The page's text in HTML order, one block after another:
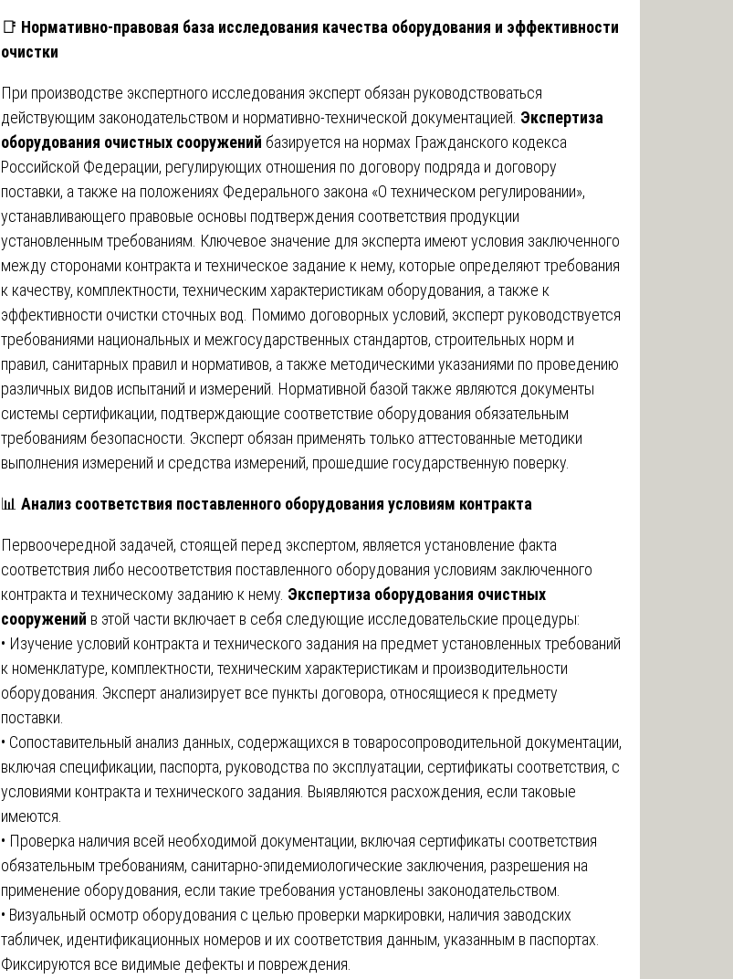
📑 Нормативно-правовая база исследования качества оборудования и эффективности
очистки
При производстве экспертного исследования эксперт обязан руководствоваться
действующим законодательством и нормативно-технической документацией. Экспертиза
оборудования очистных сооружений базируется на нормах Гражданского кодекса
Российской Федерации, регулирующих отношения по договору подряда и договору
поставки, а также на положениях Федерального закона «О техническом регулировании»,
устанавливающего правовые основы подтверждения соответствия продукции
установленным требованиям. Ключевое значение для эксперта имеют условия заключенного
между сторонами контракта и техническое задание к нему, которые определяют требования
к качеству, комплектности, техническим характеристикам оборудования, а также к
эффективности очистки сточных вод. Помимо договорных условий, эксперт руководствуется
требованиями национальных и межгосударственных стандартов, строительных норм и
правил, санитарных правил и нормативов, а также методическими указаниями по проведению
различных видов испытаний и измерений. Нормативной базой также являются документы
системы сертификации, подтверждающие соответствие оборудования обязательным
требованиям безопасности. Эксперт обязан применять только аттестованные методики
выполнения измерений и средства измерений, прошедшие государственную поверку.
📊 Анализ соответствия поставленного оборудования условиям контракта
Первоочередной задачей, стоящей перед экспертом, является установление факта
соответствия либо несоответствия поставленного оборудования условиям заключенного
контракта и техническому заданию к нему. Экспертиза оборудования очистных
сооружений в этой части включает в себя следующие исследовательские процедуры:
• Изучение условий контракта и технического задания на предмет установленных требований
к номенклатуре, комплектности, техническим характеристикам и производительности
оборудования. Эксперт анализирует все пункты договора, относящиеся к предмету
поставки.
• Сопоставительный анализ данных, содержащихся в товаросопроводительной документации,
включая спецификации, паспорта, руководства по эксплуатации, сертификаты соответствия, с
условиями контракта и технического задания. Выявляются расхождения, если таковые
имеются.
• Проверка наличия всей необходимой документации, включая сертификаты соответствия
обязательным требованиям, санитарно-эпидемиологические заключения, разрешения на
применение оборудования, если такие требования установлены законодательством.
• Визуальный осмотр оборудования с целью проверки маркировки, наличия заводских
табличек, идентификационных номеров и их соответствия данным, указанным в паспортах.
Фиксируются все видимые дефекты и повреждения.